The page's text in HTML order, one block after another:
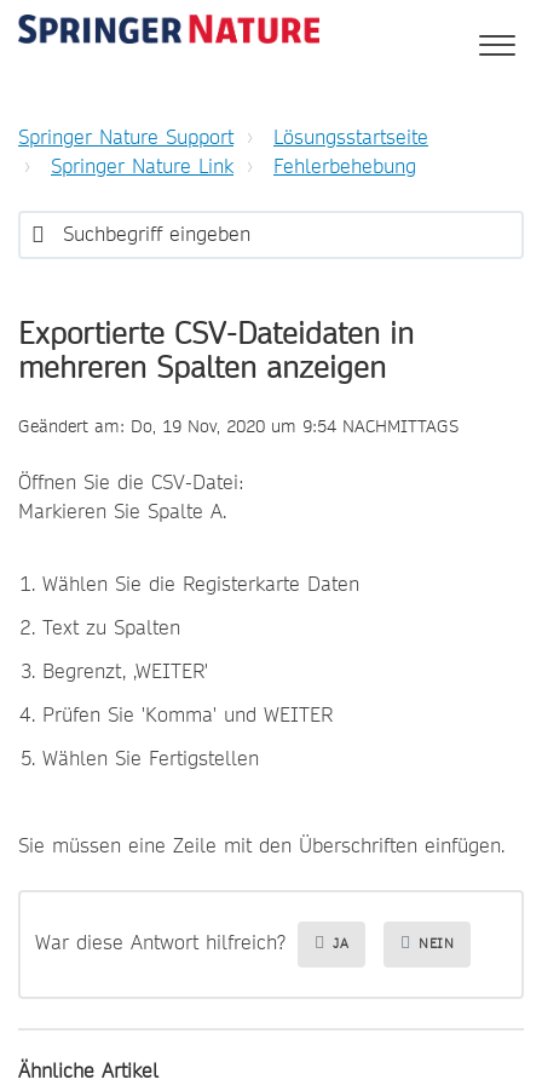
Springer Nature Support
Lösungsstartseite
Springer Nature Link
Fehlerbehebung
Exportierte CSV-Dateidaten in
mehreren Spalten anzeigen
Geändert am: Do, 19 Nov, 2020 um 9:54 NACHMITTAGS
Öffnen Sie die CSV-Datei:
Markieren Sie Spalte A.
Wählen Sie die Registerkarte Daten
Text zu Spalten
Begrenzt, ,WEITER'
Prüfen Sie 'Komma' und WEITER
Wählen Sie Fertigstellen
Sie müssen eine Zeile mit den Überschriften einfügen.
War diese Antwort hilfreich? JA NEIN
Ähnliche Artikel